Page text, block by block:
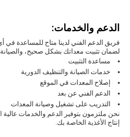
الدعم والخدمات:
فريق الدعم الفني لدينا متاح للمساعدة
لضمان تثبيت معداتك بشكل صحيح،
مساعدة التثبيت
خدمات الصيانة والتنظيف الدورية
إصلاح المعدات في الموقع
الدعم الفني عن بعد
التدريب على تشغيل وصيانة المعدات
نحن ملتزمون بتوفير الدعم والخدمات
إنتاج الأغذية الخاصة بك.